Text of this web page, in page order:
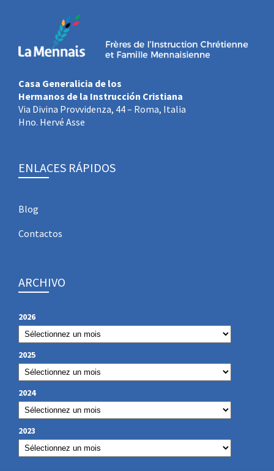
Casa Generalicia de los
Hermanos de la Instrucción Cristiana
Via Divina Provvidenza, 44 – Roma, Italia
Hno. Hervé Asse
ENLACES RÁPIDOS
Blog
Contactos
ARCHIVO
2026
2025
2024
2023